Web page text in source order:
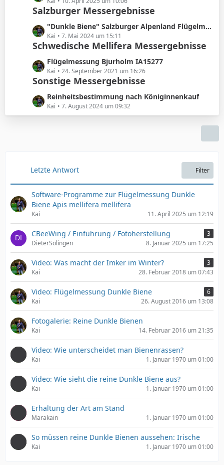
g
e
t
ä
g
e
e
B
e
i
t
ä
g
e
t
t
e
B
e
i
t
ä
Salzburger Messergebnisse
L
e
t
t
e
B
e
i
t
"Dunkle Biene" Salzburger Alpenland Flügelmessung
Kai 7. Mai 2024 um 15:11
Schwedische Mellifera Messergebnisse
L
e
t
t
ä
g
e
Flügelmessung Bjurholm IA15277
Kai 24. September 2021 um 16:26
Sonstige Messergebnisse
L
e
t
e
t
r
ä
g
e
Reinheitsbestimmung nach Königinnenkauf
Kai 7. August 2024 um 09:32
Letzte Antwort Filter
Software-Programme zur Flügelmessung Dunkle
Biene Apis mellifera mellifera
Kai 11. April 2025 um 12:19
CBeeWing / Einführung / Fotoherstellung
3
DieterSolingen
8. Januar 2025 um 17:25
Video: Was macht der Imker im Winter?
3
Kai
28. Februar 2018 um 07:43
Video: Flügelmessung Dunkle Biene
6
Kai
26. August 2016 um 13:08
Fotogalerie: Reine Dunkle Bienen
Kai 14. Februar 2016 um 21:35
Video: Wie unterscheidet man Bienenrassen?
Kai 1. Januar 1970 um 01:00
Video: Wie sieht die reine Dunkle Biene aus?
Kai 1. Januar 1970 um 01:00
Erhaltung der Art am Stand
Marakain 1. Januar 1970 um 01:00
So müssen reine Dunkle Bienen aussehen: Irische
Kai 1. Januar 1970 um 01:00